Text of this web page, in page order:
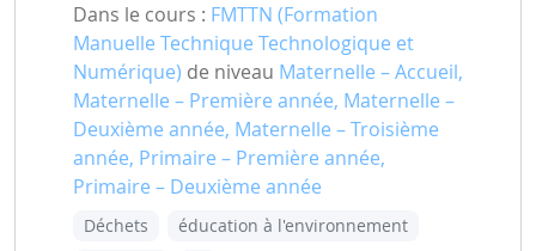
Dans le cours : FMTTN (Formation
Manuelle Technique Technologique et
Numérique) de niveau Maternelle – Accueil,
Maternelle – Première année, Maternelle –
Deuxième année, Maternelle – Troisième
année, Primaire – Première année,
Primaire – Deuxième année
Déchets
éducation à l'environnement